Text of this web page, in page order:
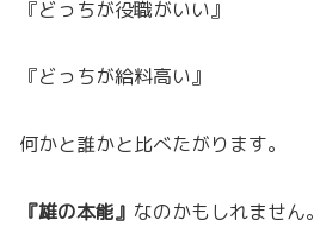
『どっちが役職がいい』
『どっちが給料高い』
何かと誰かと比べたがります。
『雄の本能』 なのかもしれません。